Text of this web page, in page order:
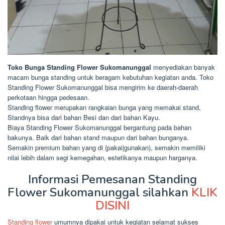
Toko Bunga Standing Flower Sukomanunggal menyediakan banyak
macam bunga standing untuk beragam kebutuhan kegiatan anda. Toko
Standing Flower Sukomanunggal bisa mengirim ke daerah-daerah
perkotaan hingga pedesaan.
Standing flower merupakan rangkaian bunga yang memakai stand,
Standnya bisa dari bahan Besi dan dari bahan Kayu.
Biaya Standing Flower Sukomanunggal bergantung pada bahan
bakunya. Baik dari bahan stand maupun dari bahan bunganya.
Semakin premium bahan yang di {pakai|gunakan), semakin memiliki
nilai lebih dalam segi kemegahan, estetikanya maupun harganya.
Informasi Pemesanan Standing
Flower Sukomanunggal silahkan KLIK
DISINI
Standing flowerumumnya dipakai untuk kegiatan selamat sukses